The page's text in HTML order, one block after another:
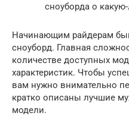
сноуборда о
Начинающим райдерам
сноуборд. Главная
количестве доступных
характеристик. Чтобы
вам нужно внимательно
кратко описаны лучшие
модели.